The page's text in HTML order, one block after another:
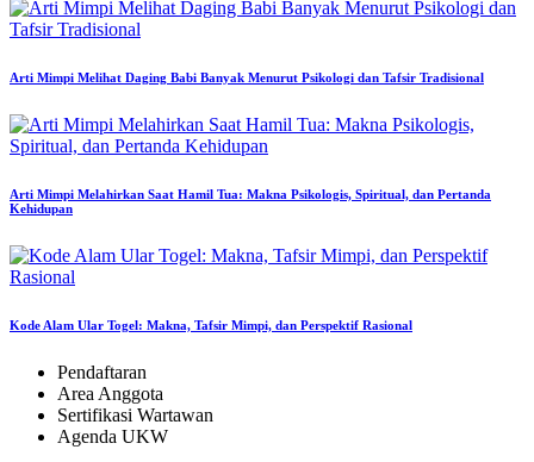
Arti Mimpi Melihat Daging Babi Banyak Menurut Psikologi dan Tafsir Tradisional
Arti Mimpi Melahirkan Saat Hamil Tua: Makna Psikologis, Spiritual, dan Pertanda
Kehidupan
Kode Alam Ular Togel: Makna, Tafsir Mimpi, dan Perspektif Rasional
Pendaftaran
Area Anggota
Sertifikasi Wartawan
Agenda UKW